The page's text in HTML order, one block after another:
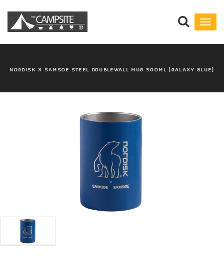
NORDISK X SAMSOE STEEL DOUBLEWALL MUG 300ML (GALAXY BLUE)